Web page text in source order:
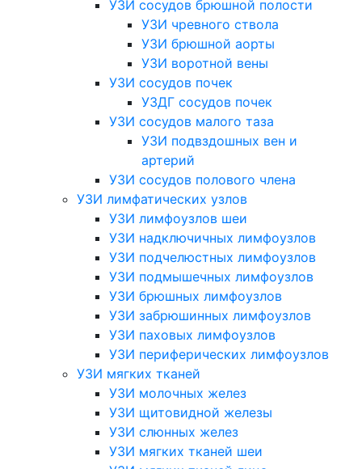
УЗИ сосудов брюшной полости
УЗИ чревного ствола
УЗИ брюшной аорты
УЗИ воротной вены
УЗИ сосудов почек
УЗДГ сосудов почек
УЗИ сосудов малого таза
УЗИ подвздошных вен и
артерий
УЗИ сосудов полового члена
УЗИ лимфатических узлов
УЗИ лимфоузлов шеи
УЗИ надключичных лимфоузлов
УЗИ подчелюстных лимфоузлов
УЗИ подмышечных лимфоузлов
УЗИ брюшных лимфоузлов
УЗИ забрюшинных лимфоузлов
УЗИ паховых лимфоузлов
УЗИ периферических лимфоузлов
УЗИ мягких тканей
УЗИ молочных желез
УЗИ щитовидной железы
УЗИ слюнных желез
УЗИ мягких тканей шеи